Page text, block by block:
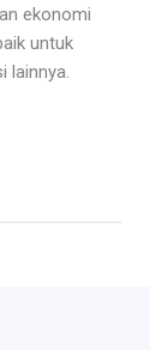
ekonomi
untuk
lainnya.